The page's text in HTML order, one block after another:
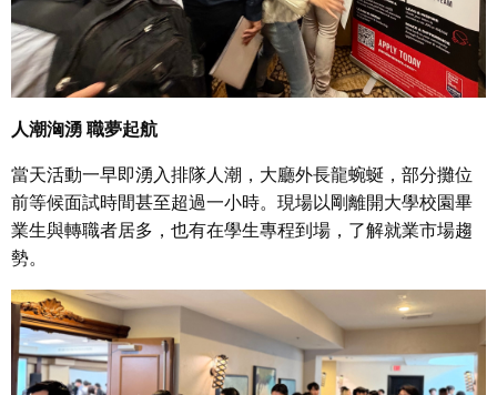
人潮洶湧 職夢起航
當天活動一早即湧入排隊人潮，大廳外長龍蜿蜒，部分攤位
前等候面試時間甚至超過一小時。現場以剛離開大學校園畢
業生與轉職者居多，也有在學生專程到場，了解就業市場趨
勢。